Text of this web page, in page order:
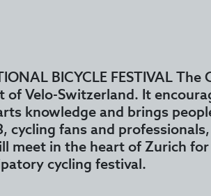
BICYCLE FESTIVAL The
of Velo-Switzerland. It
knowledge and brings
cycling fans and
meet in the heart of Zurich
cycling festival.